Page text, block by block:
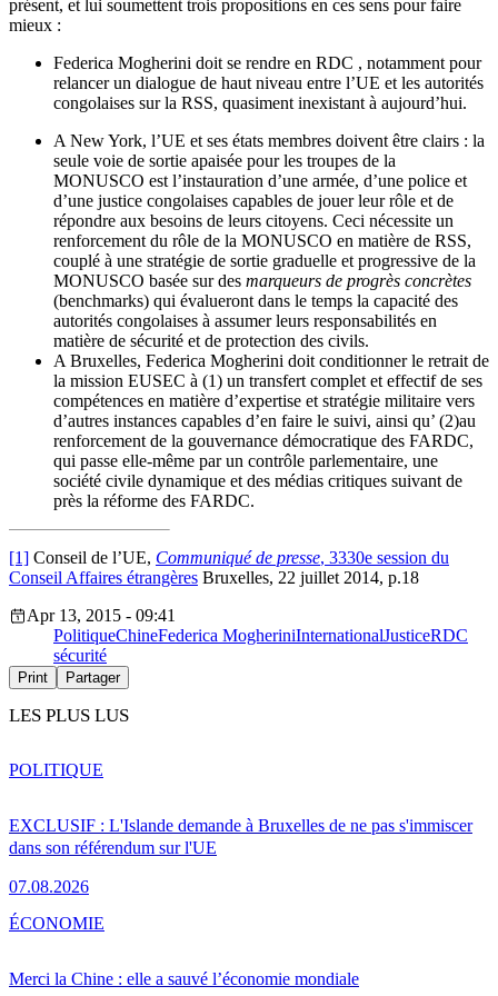
présent, et lui soumettent trois propositions en ces sens pour faire
mieux :
Federica Mogherini doit se rendre en RDC , notamment pour
relancer un dialogue de haut niveau entre l’UE et les autorités
congolaises sur la RSS, quasiment inexistant à aujourd’hui.
A New York, l’UE et ses états membres doivent être clairs : la
seule voie de sortie apaisée pour les troupes de la
MONUSCO est l’instauration d’une armée, d’une police et
d’une justice congolaises capables de jouer leur rôle et de
répondre aux besoins de leurs citoyens. Ceci nécessite un
renforcement du rôle de la MONUSCO en matière de RSS,
couplé à une stratégie de sortie graduelle et progressive de la
MONUSCO basée sur des marqueurs de progrès concrètes
(benchmarks) qui évalueront dans le temps la capacité des
autorités congolaises à assumer leurs responsabilités en
matière de sécurité et de protection des civils.
A Bruxelles, Federica Mogherini doit conditionner le retrait de
la mission EUSEC à (1) un transfert complet et effectif de ses
compétences en matière d’expertise et stratégie militaire vers
d’autres instances capables d’en faire le suivi, ainsi qu’ (2)au
renforcement de la gouvernance démocratique des FARDC,
qui passe elle-même par un contrôle parlementaire, une
société civile dynamique et des médias critiques suivant de
près la réforme des FARDC.
[1] Conseil de l’UE, Communiqué de presse, 3330e session du
Conseil Affaires étrangères Bruxelles, 22 juillet 2014, p.18
Apr 13, 2015 - 09:41
PolitiqueChineFederica MogheriniInternationalJusticeRDC
sécurité
Print Partager
LES PLUS LUS
EXCLUSIF : L'Islande demande à Bruxelles de ne pas s'immiscer
dans son référendum sur l'UE
07.08.2026
POLITIQUE
Merci la Chine : elle a sauvé l’économie mondiale
ÉCONOMIE